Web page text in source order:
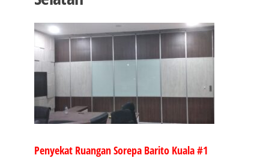
Penyekat Ruangan Sorepa Barito Kuala #1